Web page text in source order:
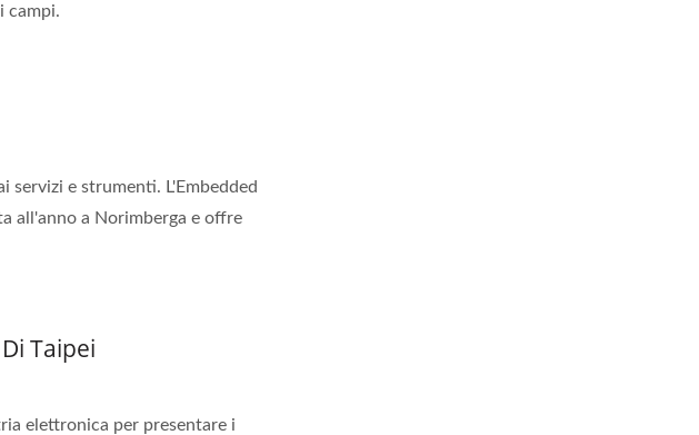
campi.
servizi e strumenti. L'Embedded
all'anno a Norimberga e offre
Taipei
elettronica per presentare i